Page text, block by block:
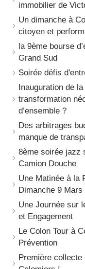
immobilier de
Un dimanche à
citoyen et
la 9ème bourse
Grand Sud
Soirée défis
Inauguration de
transformation
d’ensemble ?
Des arbitrages
manque de
8ème soirée jazz
Camion Douche
Une Matinée à la
Dimanche 9 Mars
Une Journée sur
et Engagement
Le Colon Tour à
Prévention
Première collecte